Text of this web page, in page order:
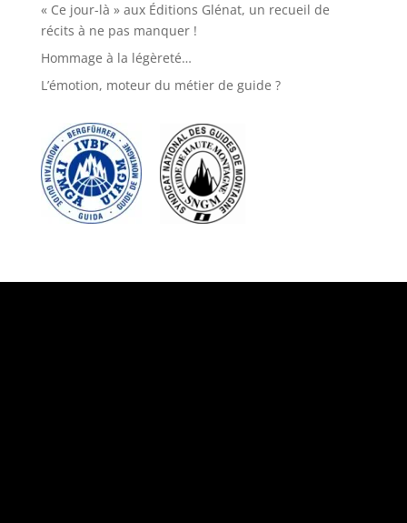
« Ce jour-là » aux Éditions Glénat, un recueil de
récits à ne pas manquer !
Hommage à la légèreté…
L’émotion, moteur du métier de guide ?